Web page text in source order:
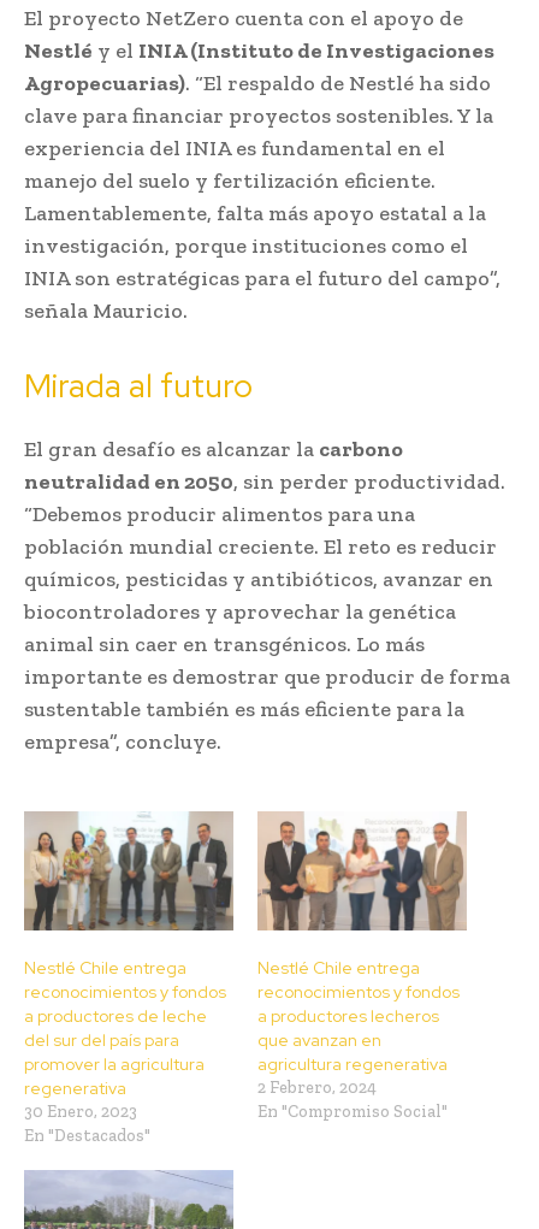
El proyecto NetZero cuenta con el apoyo de
Nestlé y el INIA (Instituto de Investigaciones
Agropecuarias). “El respaldo de Nestlé ha sido
clave para financiar proyectos sostenibles. Y la
experiencia del INIA es fundamental en el
manejo del suelo y fertilización eficiente.
Lamentablemente, falta más apoyo estatal a la
investigación, porque instituciones como el
INIA son estratégicas para el futuro del campo”,
señala Mauricio.
Mirada al futuro
El gran desafío es alcanzar la carbono
neutralidad en 2050, sin perder productividad.
“Debemos producir alimentos para una
población mundial creciente. El reto es reducir
químicos, pesticidas y antibióticos, avanzar en
biocontroladores y aprovechar la genética
animal sin caer en transgénicos. Lo más
importante es demostrar que producir de forma
sustentable también es más eficiente para la
empresa”, concluye.
Nestlé Chile entrega
reconocimientos y fondos
a productores de leche
del sur del país para
promover la agricultura
regenerativa
30 Enero, 2023
En "Destacados"
Nestlé Chile entrega
reconocimientos y fondos
a productores lecheros
que avanzan en
agricultura regenerativa
2 Febrero, 2024
En "Compromiso Social"